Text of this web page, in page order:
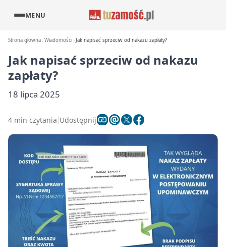
MENU
Strona główna Wiadomości Jak napisać sprzeciw od nakazu zapłaty?
Jak napisać sprzeciw od nakazu
zapłaty?
18 lipca 2025
4 min czytania Udostępnij